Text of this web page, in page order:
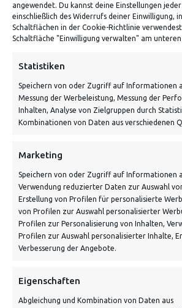
angewendet. Du kannst deine Einstellungen
einschließlich des Widerrufs deiner Einwilligung,
Schaltflächen in der Cookie-Richtlinie
Schaltfläche "Einwilligung verwalten" am unteren
Statistiken
Speichern von oder Zugriff auf Informationen
Messung der Werbeleistung, Messung der
Inhalten, Analyse von Zielgruppen durch
Kombinationen von Daten aus verschiedenen
Marketing
Speichern von oder Zugriff auf Informationen
Verwendung reduzierter Daten zur Auswahl
Erstellung von Profilen für personalisierte
von Profilen zur Auswahl personalisierter
Profilen zur Personalisierung von Inhalten,
Profilen zur Auswahl personalisierter Inhalte,
Verbesserung der Angebote.
Eigenschaften
Abgleichung und Kombination von Daten aus
ADRESSE
Von Tiling GmbH
Bahnhofstraße 3, 06268
Kontakt: Mo - Fr von 10:00 bis
info@vontiling.de
Schnell und grün versendet: